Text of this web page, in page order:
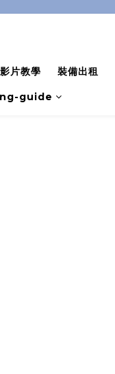
影片教學 裝備出租
guide